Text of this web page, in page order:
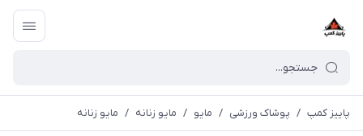
پاییز کمپ / پوشاک ورزشی / مايو / مایو زنانه / مایو زنانه